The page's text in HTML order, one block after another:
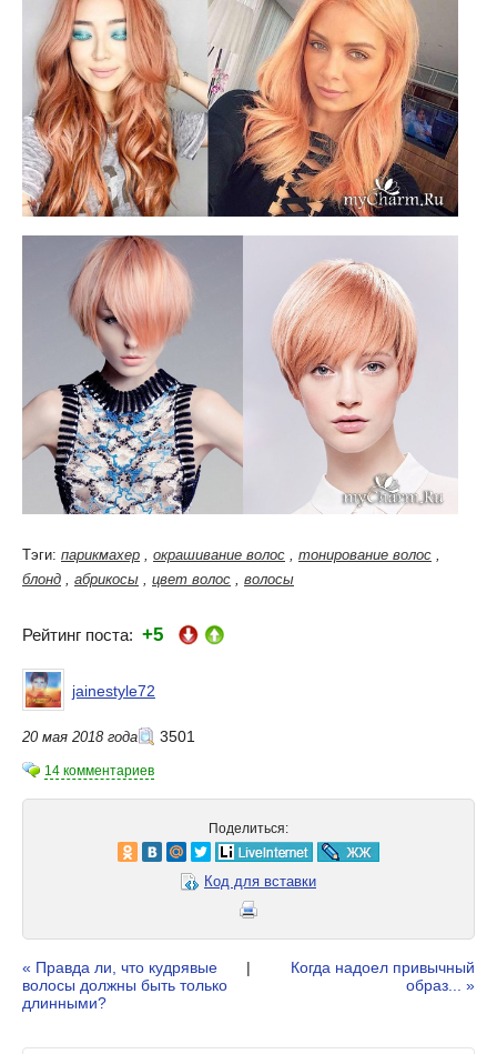
Тэги: парикмахер , окрашивание волос , тонирование волос ,
блонд , абрикосы , цвет волос , волосы
Рейтинг поста: +5
jainestyle72
20 мая 2018 года 3501
14 комментариев
Поделиться:
Код для вставки
« Правда ли, что кудрявые
волосы должны быть только
длинными?
|
Когда надоел привычный
образ... »